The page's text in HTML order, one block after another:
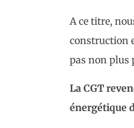
A ce titre,
construction
pas non plus
La CGT
énergétique